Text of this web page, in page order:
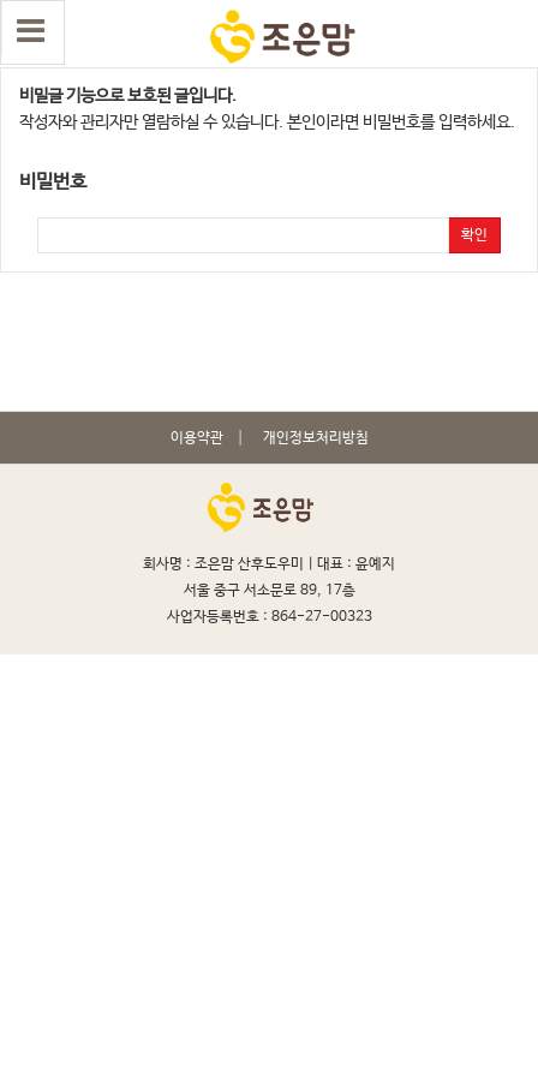
수원지사
비밀글 기능으로 보호된 글입니다.
작성자와 관리자만 열람하실 수 있습니다. 본인이라면 비밀번호를 입력하세요.
비밀번호
확인
이용약관 개인정보처리방침
회사명 : 조은맘 산후도우미 | 대표 : 윤예지
서울 중구 서소문로 89, 17층
사업자등록번호 : 864-27-00323